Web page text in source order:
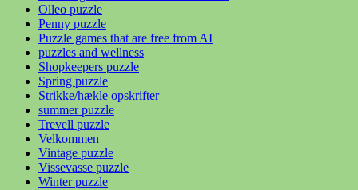
Olleo puzzle
Penny puzzle
Puzzle games that are free from AI
puzzles and wellness
Shopkeepers puzzle
Spring puzzle
Strikke/hækle opskrifter
summer puzzle
Trevell puzzle
Velkommen
Vintage puzzle
Vissevasse puzzle
Winter puzzle